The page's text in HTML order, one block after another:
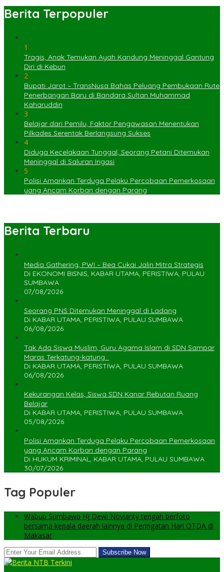
Berita Terpopuler
1
Tragis, Anak Temukan Ayah Kandung Meninggal Gantung
Diri di Kebun
2
Bupati Jarot – TransNusa Bahas Peluang Pembukaan Rute
Penerbangan Baru di Bandara Sultan Muhammad
Kaharuddin
3
Belajar dari Pemilu, Faktor Pengawasan Menentukan
Pilkades Serentak Berlangsung Sukses
4
Diduga Kecelakaan Tunggal, Seorang Petani Ditemukan
Meninggal di Saluran Irigasi
5
Polisi Amankan Terduga Pelaku Percobaan Pemerkosaan
yang Ancam Korban dengan Parang
Berita Terbaru
Media Gathering, PWI – Bea Cukai Jalin Mitra Strategis
Di EKONOMI BISNIS, KABAR UTAMA, PERISTIWA, PULAU
SUMBAWA
07/08/2026
Seorang PNS Ditemukan Meninggal di Ladang
Di KABAR UTAMA, PERISTIWA, PULAU SUMBAWA
06/08/2026
Tak Ada Siswa Muslim, Guru Agama Islam di SDN Sampar
Maras Terkatung-katung ‎
Di KABAR UTAMA, PERISTIWA, PULAU SUMBAWA
06/08/2026
Kekurangan Kelas, Siswa SDN Kanar Rebutan Ruang
Belajar
Di KABAR UTAMA, PERISTIWA, PULAU SUMBAWA
05/08/2026
Polisi Amankan Terduga Pelaku Percobaan Pemerkosaan
yang Ancam Korban dengan Parang
Di HUKUM KRIMINAL, KABAR UTAMA, PULAU SUMBAWA
30/07/2026
Tag Populer
Wabup Sumbawa Hj Dewi Novianty tengah berfoto
bersama kepala daerah lainnya di Peringatan Hari OTDA di
Makasar